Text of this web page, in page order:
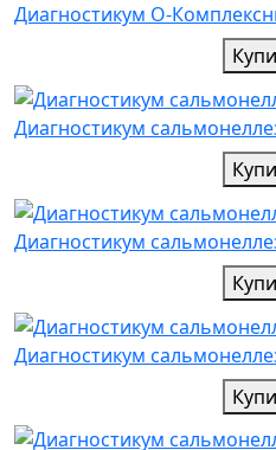
Диагностикум О-
Диагностикум
Диагностикум
Диагностикум